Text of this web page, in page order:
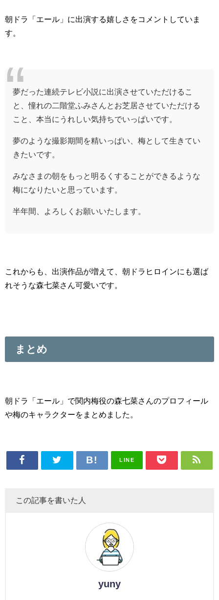
朝ドラ「エール」に出演する嬉しさをコメントしていま
す。
夢だった連続テレビ小説に出演させていただけるこ
と、憧れの二階堂ふみさんとお芝居させていただける
こと、本当にうれしい気持ちでいっぱいです。
夢のような撮影期間を精いっぱい、梅として生きてい
きたいです。
みなさまの朝をもっと明るくすることができるような
梅になりたいと思っています。
半年間、よろしくお願いいたします。
これからも、出演作品が増えて、朝ドラヒロインにも選ば
れそうな森七菜さん可愛いです。
まとめ
朝ドラ「エール」で関内梅役の森七菜さんのプロフィール
や梅のキャラクターをまとめました。
LINE
この記事を書いた人
yuny